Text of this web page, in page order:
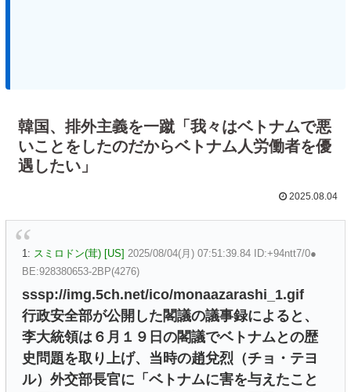
韓国、排外主義を一蹴「我々はベトナムで悪
いことをしたのだからベトナム人労働者を優
遇したい」
2025.08.04
1: スミロドン(茸) [US] 2025/08/04(月) 07:51:39.84 ID:+94ntt7/0●
BE:928380653-2BP(4276)
sssp://img.5ch.net/ico/monaazarashi_1.gif
行政安全部が公開した閣議の議事録によると、
李大統領は６月１９日の閣議でベトナムとの歴
史問題を取り上げ、当時の趙兌烈（チョ・テヨ
ル）外交部長官に「ベトナムに害を与えたこと